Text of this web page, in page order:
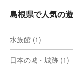
島根県で人気の
水族館 (1)
日本の城・城跡 (1)